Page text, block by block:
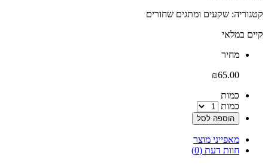
קטגוריה: שקעים ומתגים שחורים
קיים במלאי
‫מחיר‬
₪65.00
‫כמות‬
כמות
הוספה לסל
מאפייני מוצר
חוות דעת (0)